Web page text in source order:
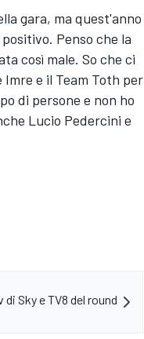
gara, ma quest'anno
Penso che la
così male. So che ci
e il Team Toth per
di persone e non ho
Lucio Pedercini e
Sky e TV8 del round